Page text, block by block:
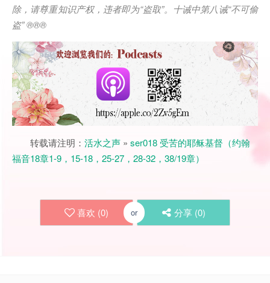
除，请尊重知识产权，违者即为“盗取”。十诫中第八诫“不可偷
盗” ®®®
转载请注明： 活水之声 » ser018 受苦的耶稣基督（约翰
福音18章1-9，15-18，25-27，28-32，38/19章）
喜欢 (0) or 分享 (0)